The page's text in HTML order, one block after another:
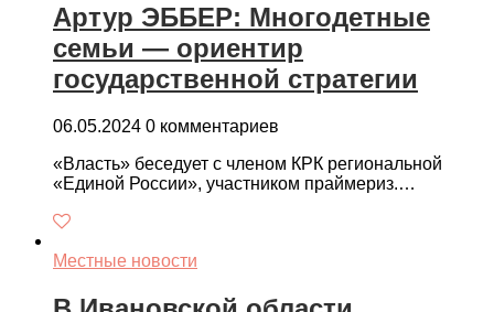
Артур ЭББЕР: Многодетные
семьи — ориентир
государственной стратегии
06.05.2024 0 комментариев
«Власть» беседует с членом КРК региональной
«Единой России», участником праймериз.…
Местные новости